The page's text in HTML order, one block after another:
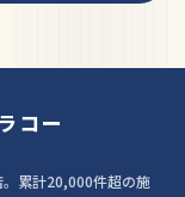
コー
累計20,000件超の施